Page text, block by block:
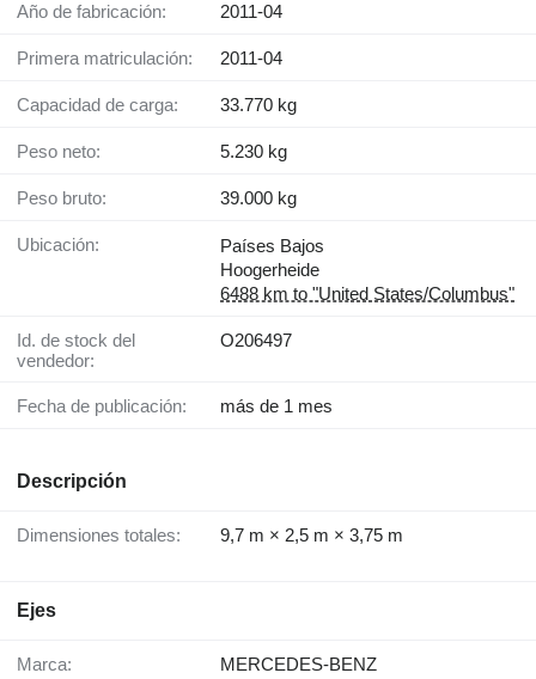
Año de fabricación: 2011-04
Primera matriculación: 2011-04
Capacidad de carga: 33.770 kg
Peso neto: 5.230 kg
Peso bruto: 39.000 kg
Ubicación:
Países Bajos
Hoogerheide
6488 km to "United States/Columbus"
Id. de stock del
vendedor:
O206497
Fecha de publicación: más de 1 mes
Descripción
Dimensiones totales: 9,7 m × 2,5 m × 3,75 m
Ejes
Marca: MERCEDES-BENZ